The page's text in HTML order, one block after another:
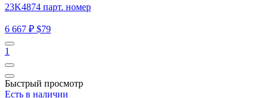
23K4874 парт. номер
6 667 ₽ $79
1
Быстрый просмотр
Есть в наличии